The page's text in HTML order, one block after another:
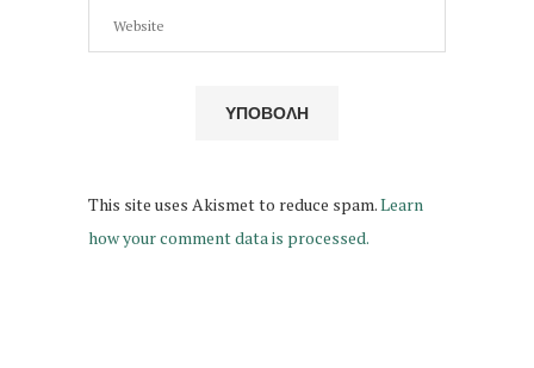
This site uses Akismet to reduce spam.Learn
how your comment data is processed.